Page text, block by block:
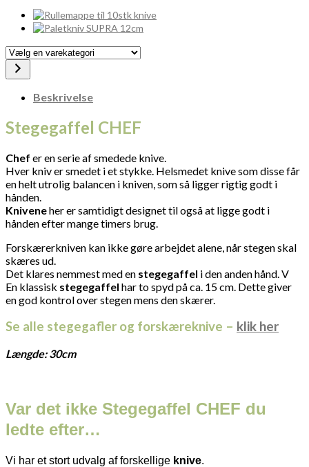
Vælg
en
varekategori
Beskrivelse
Stegegaffel CHEF
Chef er en serie af smedede knive.
Hver kniv er smedet i et stykke. Helsmedet knive som disse får
en helt utrolig balancen i kniven, som så ligger rigtig godt i
hånden.
Kniveneher er samtidigt designet til også at ligge godt i
hånden efter mange timers brug.
Forskærerkniven kan ikke gøre arbejdet alene, når stegen skal
skæres ud.
Det klares nemmest med en stegegaffel i den anden hånd. V
En klassisk stegegaffel har to spyd på ca. 15 cm. Dette giver
en god kontrol over stegen mens den skærer.
Se alle stegegafler og forskæreknive – klik her
Længde: 30cm
Var det ikke Stegegaffel CHEF du
ledte efter…
Vi har et stort udvalg af forskellige knive.